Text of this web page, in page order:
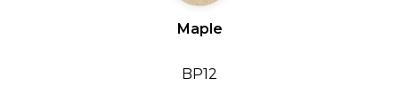
Maple
BP12